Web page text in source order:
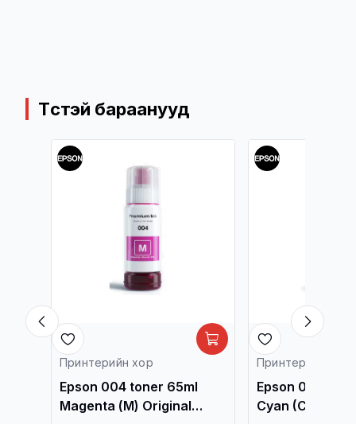
Төстэй бараанууд
Принтерийн хор
Epson 004 toner 65ml
Magenta (М) Original
Принтерийн хор
Epson 004
Cyan (C)